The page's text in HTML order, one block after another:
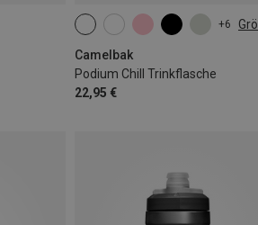
+6
Camelbak
Podium Chill Trinkflasche
22,95 €
0.71L